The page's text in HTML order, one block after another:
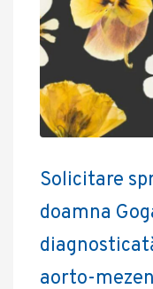
Solicitare
doamna
aorto-